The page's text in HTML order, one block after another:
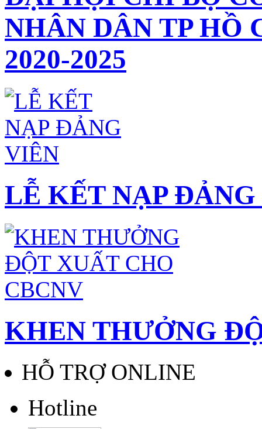
NHÂN DÂN TP
2020-2025
LỄ KẾT NẠP
KHEN THƯỞNG
HỖ TRỢ ONLINE
Hotline